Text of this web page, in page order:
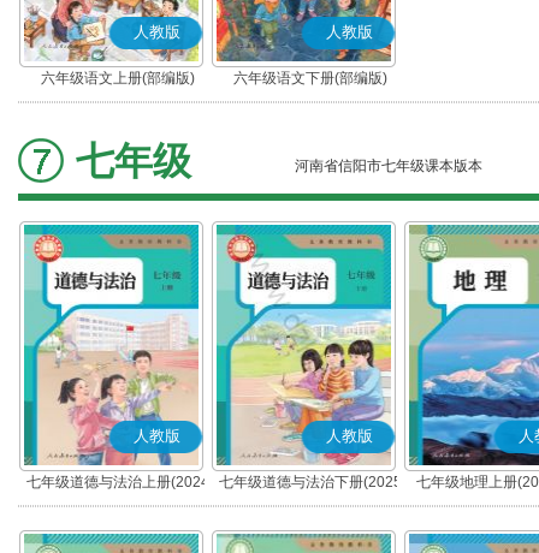
人教版
六年级语文上册(部编版)
人教版
六年级语文下册(部编版)
七年级 河南省信阳市七年级课本版本
人教版
七年级道德与法治上册(2024
秋版)(部编版)
人教版
七年级道德与法治下册(2025
春版)(部编版)
人
七年级地理上册